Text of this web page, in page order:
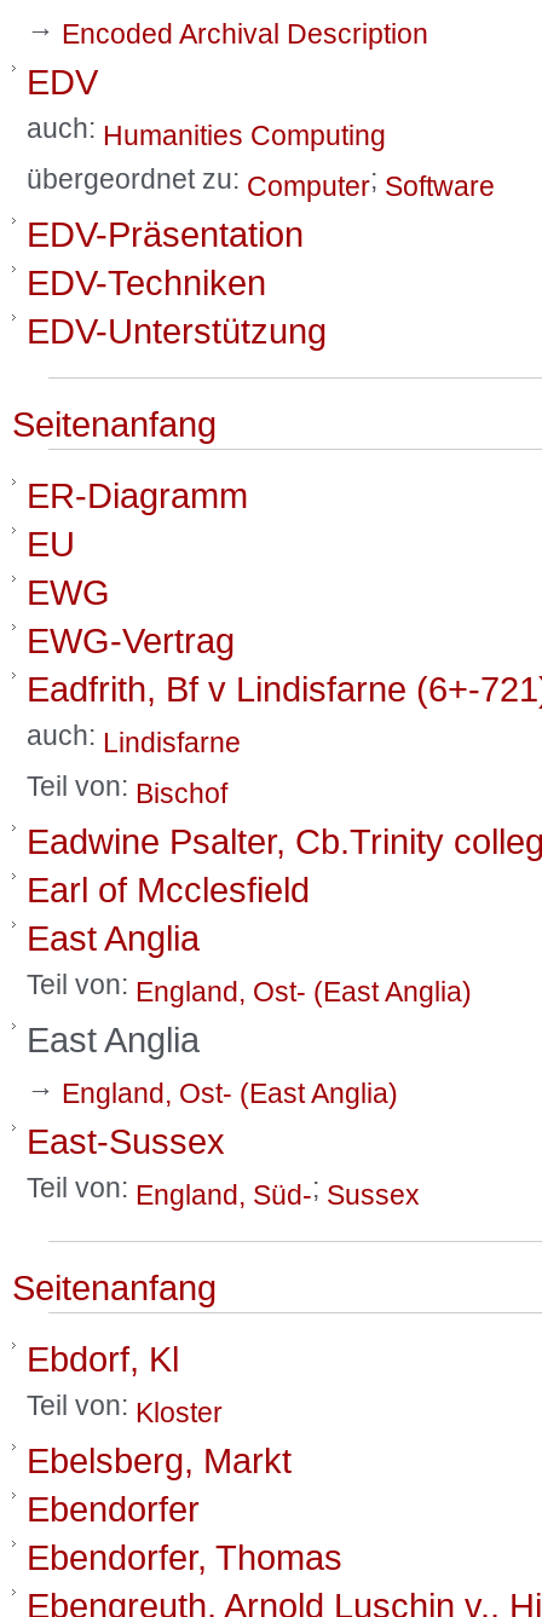
→ Encoded Archival Description
EDV
auch: Humanities Computing
übergeordnet zu: Computer; Software
EDV-Präsentation
EDV-Techniken
EDV-Unterstützung
Seitenanfang
ER-Diagramm
EU
EWG
EWG-Vertrag
Eadfrith, Bf v Lindisfarne (6+-
auch: Lindisfarne
Teil von: Bischof
Eadwine Psalter, Cb.Trinity
Earl of Mcclesfield
East Anglia
Teil von: England, Ost- (East Anglia)
East Anglia
→ England, Ost- (East Anglia)
East-Sussex
Teil von: England, Süd-; Sussex
Seitenanfang
Ebdorf, Kl
Teil von: Kloster
Ebelsberg, Markt
Ebendorfer
Ebendorfer, Thomas
Ebengreuth, Arnold Luschin v.,